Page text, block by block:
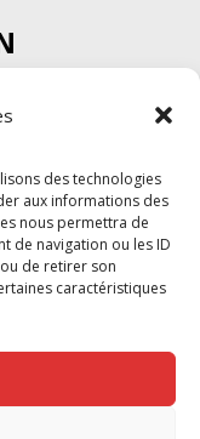
des technologies
aux informations des
nous permettra de
de navigation ou les ID
de retirer son
caractéristiques